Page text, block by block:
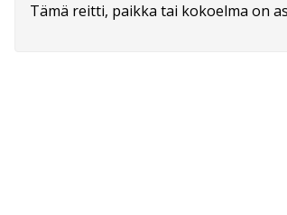
Tämä reitti, paikka tai kokoelma on